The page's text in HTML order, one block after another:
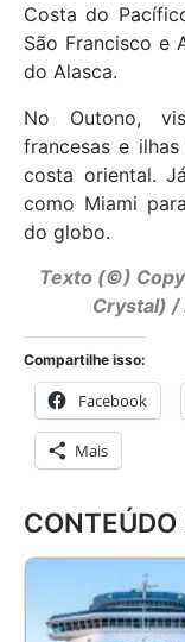
Costa do
São Francisco e
do Alasca.
No Outono,
francesas e
costa oriental.
como Miami
do globo.
Texto (©)
Crystal) /
Compartilhe isso:
Facebook
Mais